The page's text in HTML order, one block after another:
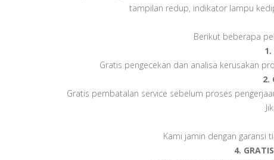
tampilan redup, indikator lampu
Berikut beberapa
1.
Gratis pengecekan dan analisa kerusakan
2.
Gratis pembatalan service sebelum proses
Kami jamin dengan garansi
4.